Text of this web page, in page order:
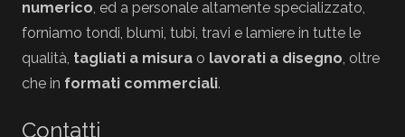
numerico, ed a personale altamente specializzato,
forniamo tondi, blumi, tubi, travi e lamiere in tutte le
qualità, tagliati a misura o lavorati a disegno, oltre
che in formati commerciali.
Contatti